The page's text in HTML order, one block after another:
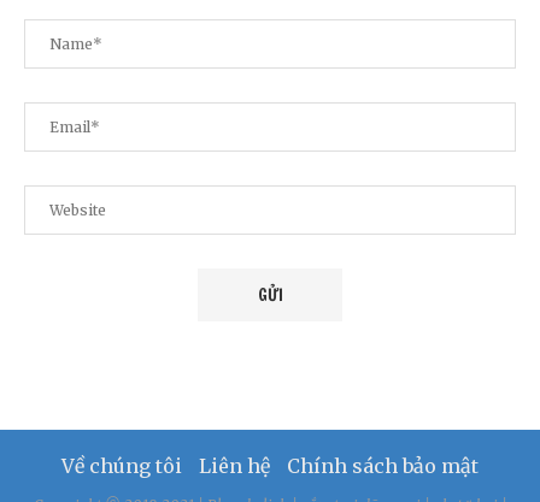
Về chúng tôi Liên hệ Chính sách bảo mật